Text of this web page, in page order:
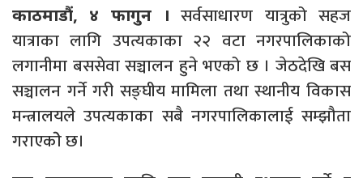
काठमाडौं, ४ फागुन । सर्वसाधारण यात्रुको सहज
यात्राका लागि उपत्यकाका २२ वटा नगरपालिकाको
लगानीमा बससेवा सञ्चालन हुने भएको छ । जेठदेखि बस
सञ्चालन गर्ने गरी सङ्घीय मामिला तथा स्थानीय विकास
मन्त्रालयले उपत्यकाका सबै नगरपालिकालाई सम्झौता
गराएकोे छ।